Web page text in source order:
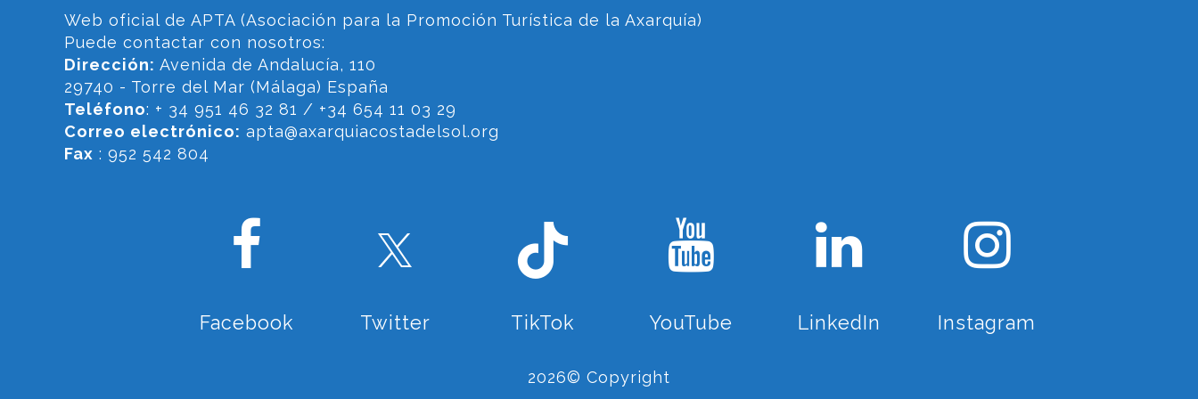
Web oficial de APTA (Asociación para la Promoción Turística de la Axarquía)
Puede contactar con nosotros:
Dirección: Avenida de Andalucía, 110
29740 - Torre del Mar (Málaga) España
Teléfono: + 34 951 46 32 81 / +34 654 11 03 29
Correo electrónico: apta@axarquiacostadelsol.org
Fax : 952 542 804
Facebook Twitter TikTok YouTube LinkedIn Instagram
2026© Copyright